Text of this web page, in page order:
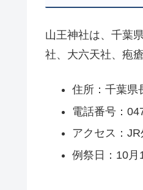
山王神社は、千葉
社、大六天社、疱
住所：千葉県
電話番号：
アクセス：
例祭日：10月